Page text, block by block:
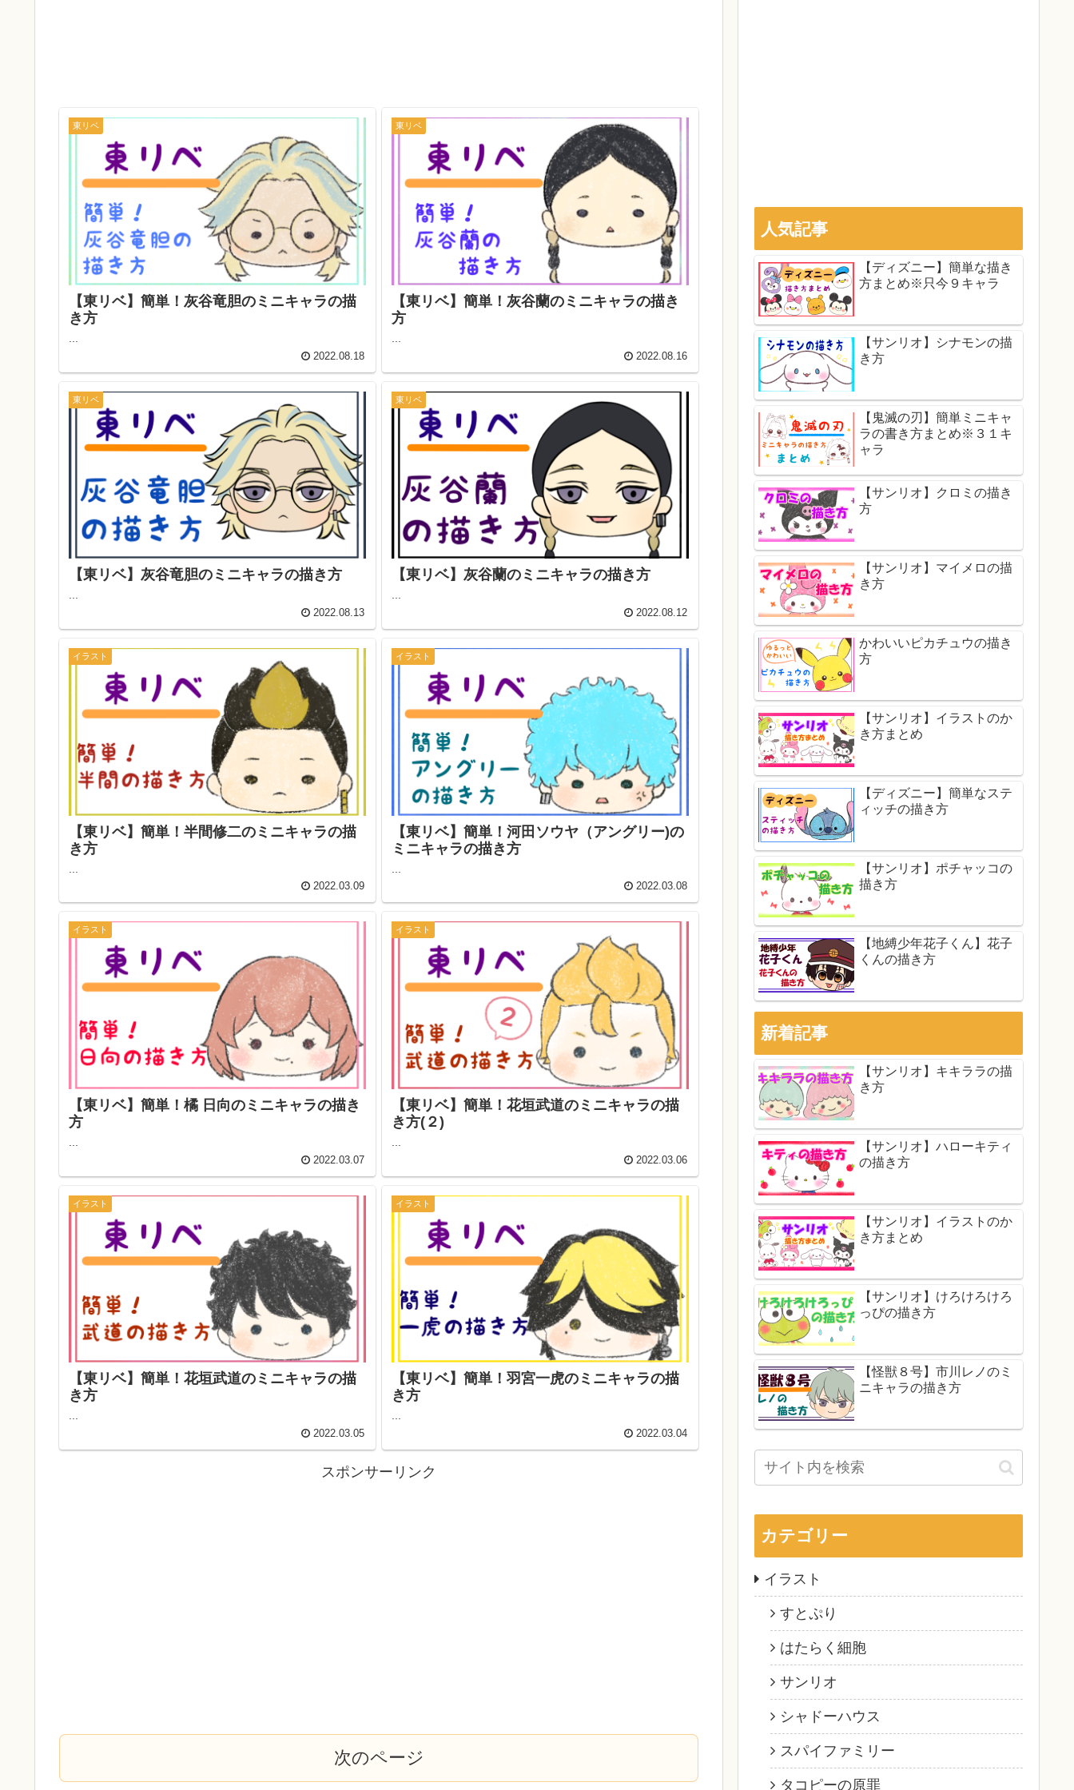
東リベ
【東リベ】簡単！灰谷竜胆のミニキャラの描
き方
2022.08.18
東リベ
【東リベ】簡単！灰谷蘭のミニキャラの描き
方
2022.08.16
東リベ
【東リベ】灰谷竜胆のミニキャラの描き方
...
2022.08.13
東リベ
【東リベ】灰谷蘭のミニキャラの描き方
...
2022.08.12
イラスト
【東リベ】簡単！半間修二のミニキャラの描
き方
2022.03.09
イラスト
【東リベ】簡単！河田ソウヤ（アングリー)の
ミニキャラの描き方
2022.03.08
イラスト
【東リベ】簡単！橘 日向のミニキャラの描き
方
2022.03.07
イラスト
【東リベ】簡単！花垣武道のミニキャラの描
き方(２)
2022.03.06
イラスト
【東リベ】簡単！花垣武道のミニキャラの描
き方
...
2022.03.05
イラスト
【東リベ】簡単！羽宮一虎のミニキャラの描
き方
...
2022.03.04
スポンサーリンク
次のページ
人気記事
【ディズニー】簡単な描き
方まとめ※只今９キャラ
【サンリオ】シナモンの描
き方
【鬼滅の刃】簡単ミニキャ
ラの書き方まとめ※３１キ
ャラ
【サンリオ】クロミの描き
方
【サンリオ】マイメロの描
き方
かわいいピカチュウの描き
方
【サンリオ】イラストのか
き方まとめ
【ディズニー】簡単なステ
ィッチの描き方
【サンリオ】ポチャッコの
描き方
【地縛少年花子くん】花子
くんの描き方
新着記事
【サンリオ】キキララの描
き方
【サンリオ】ハローキティ
の描き方
【サンリオ】イラストのか
き方まとめ
【サンリオ】けろけろけろ
っぴの描き方
【怪獣８号】市川レノのミ
ニキャラの描き方
カテゴリー
イラスト
すとぷり
はたらく細胞
サンリオ
シャドーハウス
スパイファミリー
タコピーの原罪